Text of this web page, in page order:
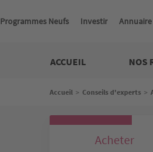
Programmes Neufs Investir Annuaire
ACCUEIL
NOS
Fil
Accueil > Conseils d'experts >
Acheter